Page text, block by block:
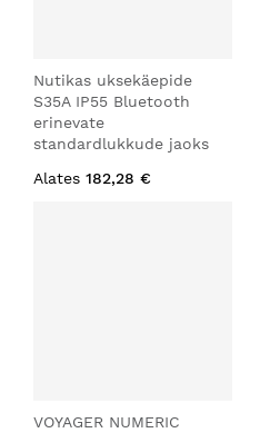
Nutikas uksekäepide
S35A IP55 Bluetooth
erinevate
standardlukkude jaoks
Alates 182,28 €
VOYAGER NUMERIC